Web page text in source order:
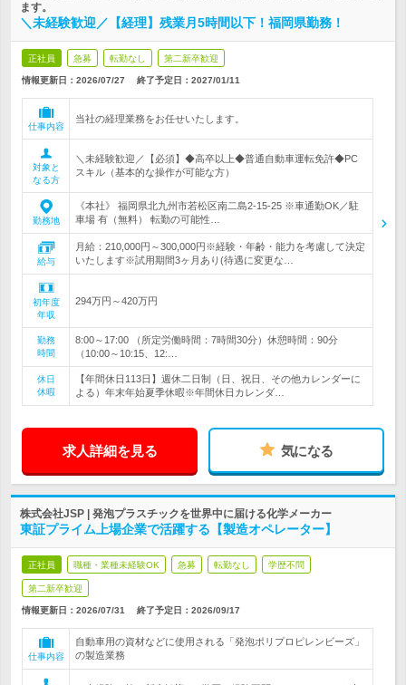
ます。
＼未経験歓迎／【経理】残業月5時間以下！福岡県勤務！
正社員 急募 転勤なし 第二新卒歓迎
情報更新日：2026/07/27 終了予定日： 2027/01/11
仕事内容
当社の経理業務をお任せいたします。
対象と
なる方
＼未経験歓迎／【必須】◆高卒以上◆普通自動車運転免許◆PC
スキル（基本的な操作が可能な方）
勤務地
《本社》 福岡県北九州市若松区南二島2-15-25 ※車通勤OK／駐
車場 有（無料） 転勤の可能性…
給与
月給：210,000円～300,000円※経験・年齢・能力を考慮して決定
いたします※試用期間3ヶ月あり(待遇に変更な…
初年度
年収
294万円～420万円
勤務
時間
8:00～17:00 （所定労働時間：7時間30分）休憩時間：90分
（10:00～10:15、12:…
休日
休暇
【年間休日113日】週休二日制（日、祝日、その他カレンダーに
よる）年末年始夏季休暇※年間休日カレンダ…
求人詳細を見る 気になる
株式会社JSP | 発泡プラスチックを世界中に届ける化学メーカー
東証プライム上場企業で活躍する【製造オペレーター】
正社員 職種・業種未経験OK 急募 転勤なし 学歴不問
第二新卒歓迎
情報更新日：2026/07/31 終了予定日： 2026/09/17
仕事内容
自動車用の資材などに使用される「発泡ポリプロピレンビーズ」
の製造業務